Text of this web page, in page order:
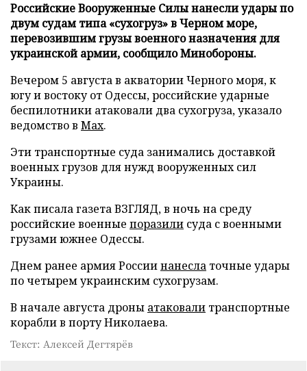
Российские Вооруженные Силы нанесли удары по
двум судам типа «сухогруз» в Черном море,
перевозившим грузы военного назначения для
украинской армии, сообщило Минобороны.
Вечером 5 августа в акватории Черного моря, к
югу и востоку от Одессы, российские ударные
беспилотники атаковали два сухогруза, указало
ведомство в Max.
Эти транспортные суда занимались доставкой
военных грузов для нужд вооруженных сил
Украины.
Как писала газета ВЗГЛЯД, в ночь на среду
российские военные поразили суда с военными
грузами южнее Одессы.
Днем ранее армия Россиинанесла точные удары
по четырем украинским сухогрузам.
В начале августа дроны атаковали транспортные
корабли в порту Николаева.
Текст: Алексей Дегтярёв